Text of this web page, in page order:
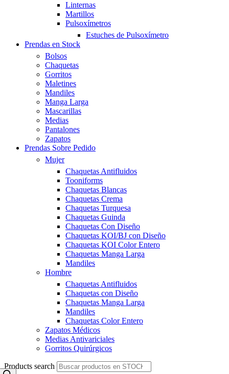
Linternas
Martillos
Pulsoxímetros
Estuches de Pulsoxímetro
Prendas en Stock
Bolsos
Chaquetas
Gorritos
Maletines
Mandiles
Manga Larga
Mascarillas
Medias
Pantalones
Zapatos
Prendas Sobre Pedido
Mujer
Chaquetas Antifluidos
Tooniforms
Chaquetas Blancas
Chaquetas Crema
Chaquetas Turquesa
Chaquetas Guinda
Chaquetas Con Diseño
Chaquetas KOI/BJ con Diseño
Chaquetas KOI Color Entero
Chaquetas Manga Larga
Mandiles
Hombre
Chaquetas Antifluidos
Chaquetas con Diseño
Chaquetas Manga Larga
Mandiles
Chaquetas Color Entero
Zapatos Médicos
Medias Antivariciales
Gorritos Quirúrgicos
Products search